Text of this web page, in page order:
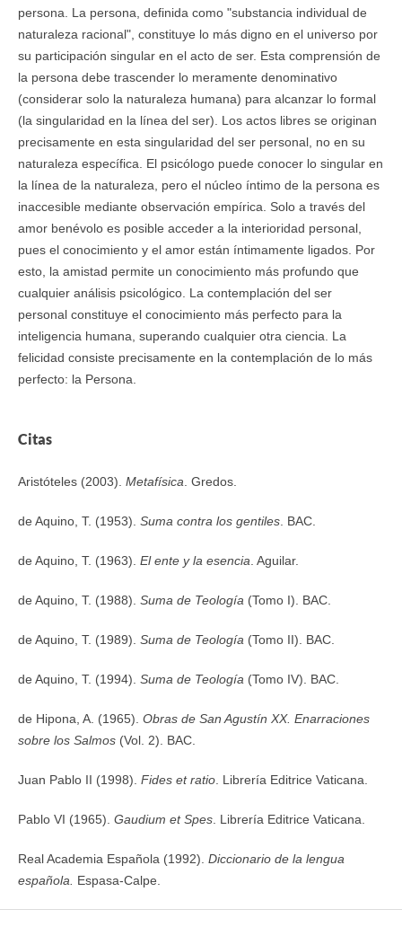
persona. La persona, definida como "substancia individual de
naturaleza racional", constituye lo más digno en el universo por
su participación singular en el acto de ser. Esta comprensión de
la persona debe trascender lo meramente denominativo
(considerar solo la naturaleza humana) para alcanzar lo formal
(la singularidad en la línea del ser). Los actos libres se originan
precisamente en esta singularidad del ser personal, no en su
naturaleza específica. El psicólogo puede conocer lo singular en
la línea de la naturaleza, pero el núcleo íntimo de la persona es
inaccesible mediante observación empírica. Solo a través del
amor benévolo es posible acceder a la interioridad personal,
pues el conocimiento y el amor están íntimamente ligados. Por
esto, la amistad permite un conocimiento más profundo que
cualquier análisis psicológico. La contemplación del ser
personal constituye el conocimiento más perfecto para la
inteligencia humana, superando cualquier otra ciencia. La
felicidad consiste precisamente en la contemplación de lo más
perfecto: la Persona.
Citas
Aristóteles (2003). Metafísica . Gredos.
de Aquino, T. (1953). Suma contra los gentiles. BAC.
de Aquino, T. (1963). El ente y la esencia . Aguilar.
de Aquino, T. (1988). Suma de Teología (Tomo I). BAC.
de Aquino, T. (1989). Suma de Teología (Tomo II). BAC.
de Aquino, T. (1994). Suma de Teología (Tomo IV). BAC.
de Hipona, A. (1965). Obras de San Agustín XX. Enarraciones
sobre los Salmos(Vol. 2). BAC.
Juan Pablo II (1998). Fides et ratio. Librería Editrice Vaticana.
Pablo VI (1965). Gaudium et Spes. Librería Editrice Vaticana.
Real Academia Española (1992). Diccionario de la lengua
española. Espasa-Calpe.